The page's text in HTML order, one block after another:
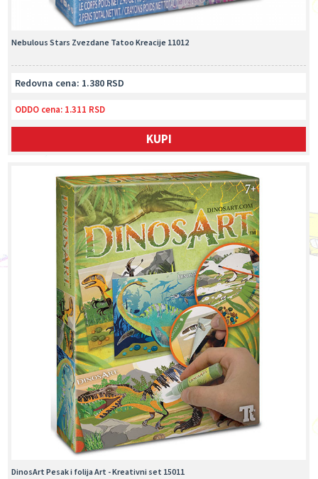
Nebulous Stars Zvezdane Tatoo Kreacije 11012
Redovna cena: 1.380 RSD
ODDO cena: 1.311 RSD
KUPI
DinosArt Pesak i folija Art - Kreativni set 15011